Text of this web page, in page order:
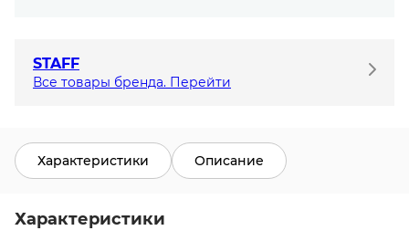
STAFF
Все товары бренда. Перейти
Характеристики Описание
Характеристики